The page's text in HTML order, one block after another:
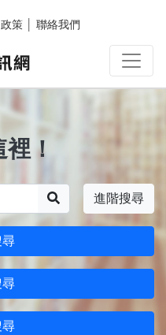
策 聯絡我們
！
進階搜尋
尋
尋
尋